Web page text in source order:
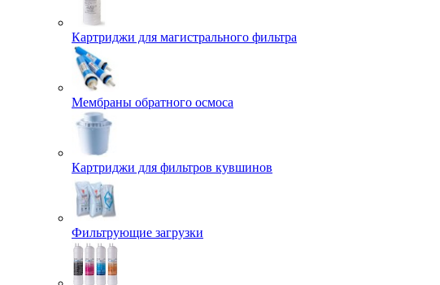
Картриджи для магистрального фильтра
Мембраны обратного осмоса
Картриджи для фильтров кувшинов
Фильтрующие загрузки